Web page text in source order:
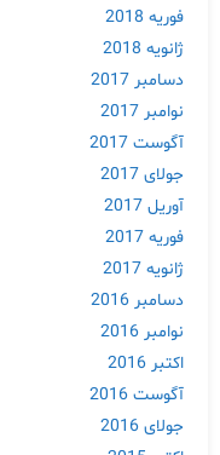
فوریه 2018
ژانویه 2018
دسامبر 2017
نوامبر 2017
آگوست 2017
جولای 2017
آوریل 2017
فوریه 2017
ژانویه 2017
دسامبر 2016
نوامبر 2016
اکتبر 2016
آگوست 2016
جولای 2016